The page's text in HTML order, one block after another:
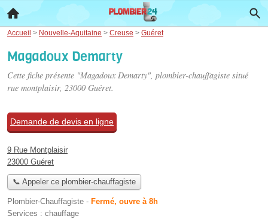
Accueil > Nouvelle-Aquitaine > Creuse > Guéret
Magadoux Demarty
Cette fiche présente "Magadoux Demarty", plombier-chauffagiste situé
rue montplaisir, 23000 Guéret.
Demande de devis en ligne
9 Rue Montplaisir
23000 Guéret
📞 Appeler ce plombier-chauffagiste
Plombier-Chauffagiste - Fermé, ouvre à 8h
Services : chauffage